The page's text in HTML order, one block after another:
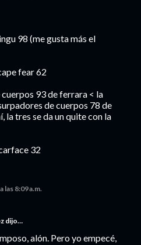
98 (me gusta más el
fear 62
93 de ferrara < la
de cuerpos 78 de
la tres se da un quite con la
32
las 8:09 a.m.
dijo…
alón. Pero yo empecé,